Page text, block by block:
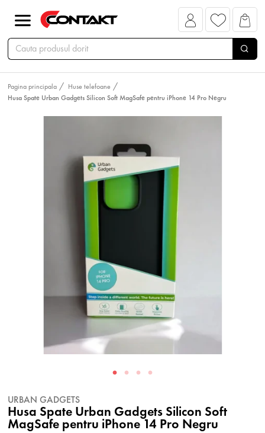
Pagina principala
Huse telefoane
Husa Spate Urban Gadgets Silicon Soft MagSafe pentru iPhone 14 Pro Negru
URBAN GADGETS
Husa Spate Urban Gadgets Silicon Soft
MagSafe pentru iPhone 14 Pro Negru